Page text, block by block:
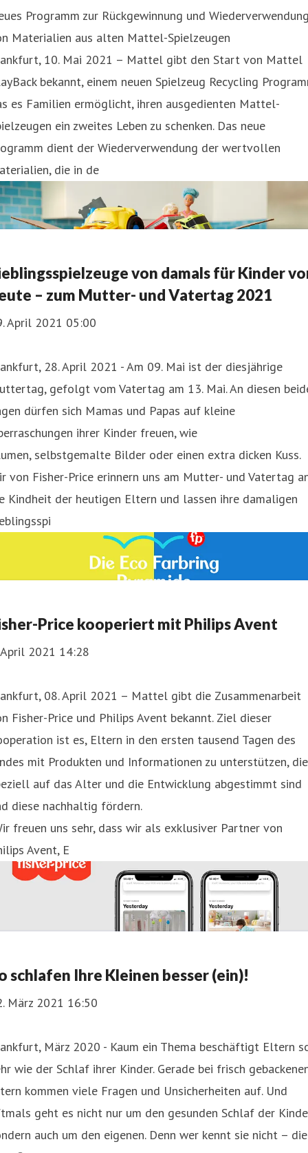
Programm zur Rückgewinnung und
Materialien aus alten Mattel-Spielzeugen
10. Mai 2021 – Mattel gibt den Start von Mattel
bekannt, einem neuen Spielzeug Recycling
es Familien ermöglicht, ihren ausgedienten Mattel-
ein zweites Leben zu schenken. Das neue
dient der Wiederverwendung der wertvollen
die in de
von damals für Kinder
– zum Mutter- und Vatertag 2021
April 2021 05:00
28. April 2021 - Am 09. Mai ist der diesjährige
gefolgt vom Vatertag am 13. Mai. An diesen
dürfen sich Mamas und Papas auf kleine
ihrer Kinder freuen, wie
selbstgemalte Bilder oder einen extra dicken Kuss.
von Fisher-Price erinnern uns am Mutter- und Vatertag
Kindheit der heutigen Eltern und lassen ihre damaligen
Price kooperiert mit Philips Avent
2021 14:28
08. April 2021 – Mattel gibt die Zusammenarbeit
Fisher-Price und Philips Avent bekannt. Ziel dieser
ist es, Eltern in den ersten tausend Tagen des
mit Produkten und Informationen zu unterstützen, die
auf das Alter und die Entwicklung abgestimmt sind
diese nachhaltig fördern.
freuen uns sehr, dass wir als exklusiver Partner von
Avent, E
schlafen Ihre Kleinen besser (ein)!
März 2021 16:50
März 2020 - Kaum ein Thema beschäftigt Eltern
wie der Schlaf ihrer Kinder. Gerade bei frisch
kommen viele Fragen und Unsicherheiten auf. Und
geht es nicht nur um den gesunden Schlaf der
auch um den eigenen. Denn wer kennt sie nicht – die